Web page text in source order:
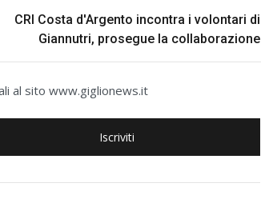
CRI Costa d'Argento incontra i volontari di
Giannutri, prosegue la collaborazione
al sito www.giglionews.it
Iscriviti